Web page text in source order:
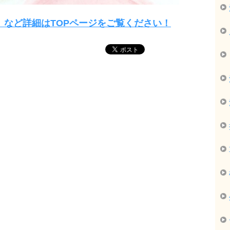
ど詳細はTOPページをご覧ください！